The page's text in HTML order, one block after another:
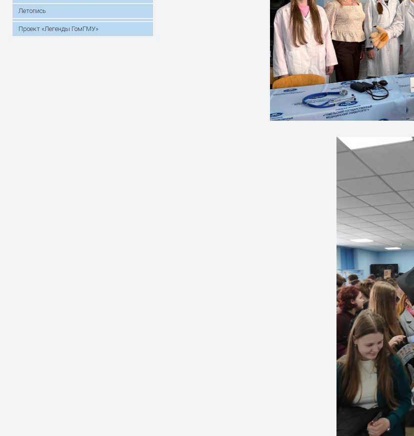
Летопись
Проект «Легенды ГомГМУ»